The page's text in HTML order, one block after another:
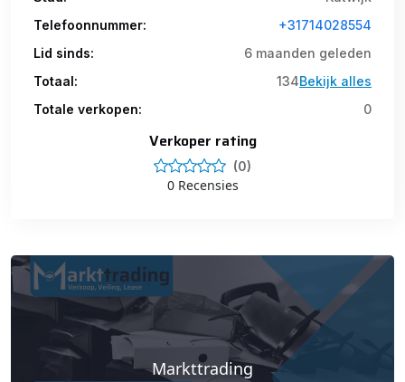
Telefoonnummer:
+31714028554
Lid sinds:
6 maanden geleden
Totaal:
134Bekijk alles
Totale verkopen:
0
Verkoper rating
(0)
0 Recensies
Markttrading